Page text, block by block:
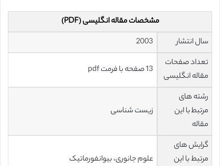
مشخصات مقاله انگلیسی (PDF)
سال انتشار
2003
تعداد صفحات
مقاله انگلیسی
13 صفحه با فرمت pdf
رشته های
مرتبط با این
مقاله
زیست شناسی
گرایش های
مرتبط با این
علوم جانوری، بیوانفورماتیک